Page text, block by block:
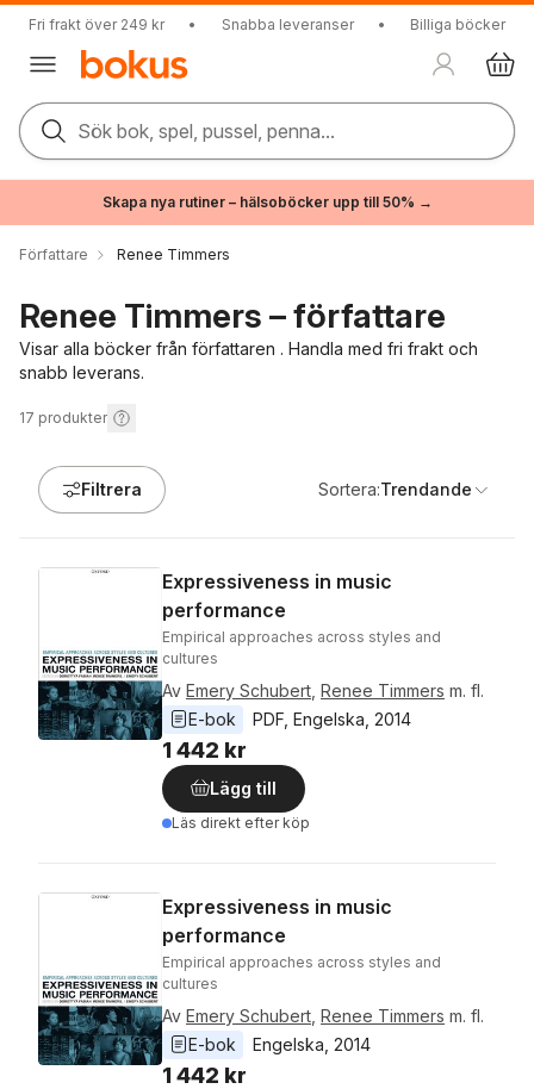
Fri frakt över 249 kr • Snabba leveranser • Billiga böcker
Sök bok, spel, pussel, penna...
Skapa nya rutiner – hälsoböcker upp till 50% →
Författare Renee Timmers
Renee Timmers – författare
Visar alla böcker från författaren . Handla med fri frakt och
snabb leverans.
17 produkter
Filtrera Sortera:Trendande
Expressiveness in music
performance
Empirical approaches across styles and
cultures
Av Emery Schubert Renee Timmers m. fl.
E-bok
PDF Engelska 2014
1 442 kr
Lägg till
Läs direkt efter köp
Expressiveness in music
performance
Empirical approaches across styles and
cultures
Av Emery Schubert Renee Timmers m. fl.
E-bok
Engelska 2014
1 442 kr